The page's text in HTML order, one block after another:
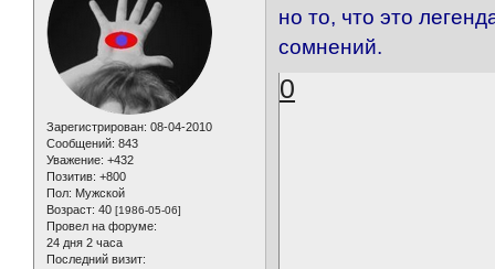
Зарегистрирован: 08-04-2010
Сообщений: 843
Уважение: +432
Позитив: +800
Пол: Мужской
Возраст: 40 [1986-05-06]
Провел на форуме:
24 дня 2 часа
Последний визит:
но то, что это
сомнений.
0